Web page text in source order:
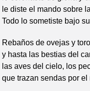
le diste el mando sobre
Todo lo sometiste bajo
Rebaños de ovejas y
y hasta las bestias del
las aves del cielo, los
que trazan sendas por el